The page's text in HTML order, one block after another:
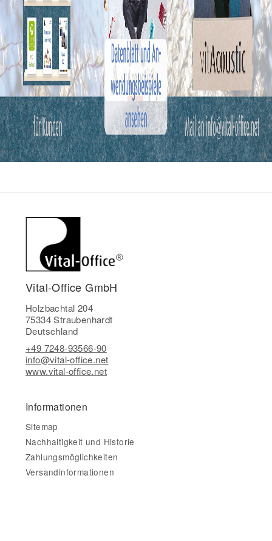
Vital-Office GmbH
Holzbachtal 204
75334 Straubenhardt
Deutschland
+49 7248-93566-90
info@vital-office.net
www.vital-office.net
Informationen
Sitemap
Nachhaltigkeit und Historie
Zahlungsmöglichkeiten
Versandinformationen